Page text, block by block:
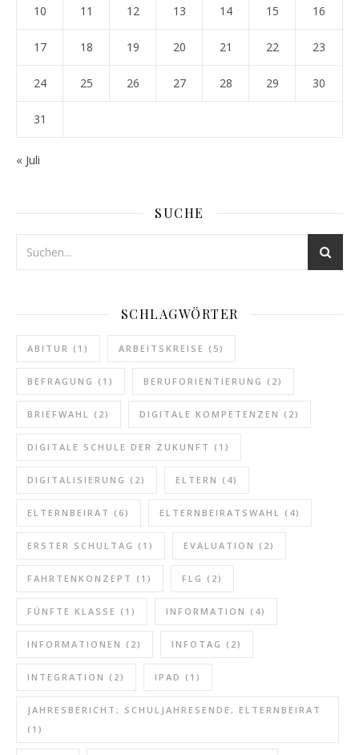
10 11 12 13 14 15 16
17 18 19 20 21 22 23
24 25 26 27 28 29 30
31
« Juli
SUCHE
SCHLAGWÖRTER
ABITUR (1) ARBEITSKREISE (5)
BEFRAGUNG (1) BERUFORIENTIERUNG (2)
BRIEFWAHL (2) DIGITALE KOMPETENZEN (2)
DIGITALE SCHULE DER ZUKUNFT (1)
DIGITALISIERUNG (2) ELTERN (4)
ELTERNBEIRAT (6) ELTERNBEIRATSWAHL (4)
ERSTER SCHULTAG (1) EVALUATION (2)
FAHRTENKONZEPT (1) FLG (2)
FÜNFTE KLASSE (1) INFORMATION (4)
INFORMATIONEN (2) INFOTAG (2)
INTEGRATION (2) IPAD (1)
JAHRESBERICHT; SCHULJAHRESENDE; ELTERNBEIRAT
(1)